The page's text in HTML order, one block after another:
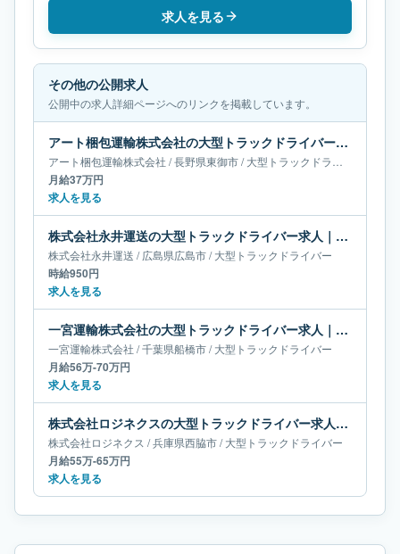
求人を見る
その他の公開求人
公開中の求人詳細ページへのリンクを掲載しています。
アート梱包運輸株式会社の大型トラックドライバー求人｜長野県東御市｜月給37万円
アート梱包運輸株式会社 /長野県東御市/大型トラックドライバー
月給37万円
求人を見る
株式会社永井運送の大型トラックドライバー求人｜広島県広島市
株式会社永井運送 /広島県広島市/大型トラックドライバー
時給950円
求人を見る
一宮運輸株式会社の大型トラックドライバー求人｜千葉県船橋市｜月給56万-70万円
一宮運輸株式会社 /千葉県船橋市/大型トラックドライバー
月給56万-70万円
求人を見る
株式会社ロジネクスの大型トラックドライバー求人｜兵庫県西脇市｜月給55万-65万円
株式会社ロジネクス /兵庫県西脇市/大型トラックドライバー
月給55万-65万円
求人を見る